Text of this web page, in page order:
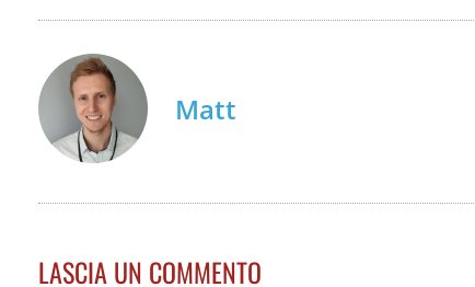
Matt
LASCIA UN COMMENTO